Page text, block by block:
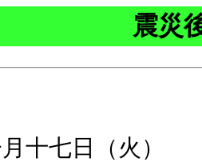
震災
十七日（火）